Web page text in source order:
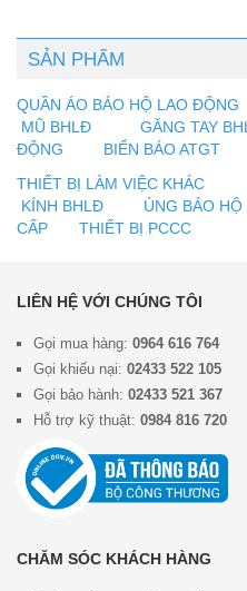
SẢN PHẨM
QUẦN ÁO BẢO HỘ LAO ĐỘNG
MŨ BHLĐ
GĂNG TAY
ĐỘNG
BIỂN BÁO ATGT
THIẾT BỊ LÀM VIỆC KHÁC
KÍNH BHLĐ
ỦNG BẢO HỘ
CẤP
THIẾT BỊ PCCC
LIÊN HỆ VỚI CHÚNG TÔI
Gọi mua hàng: 0964 616 764
Gọi khiếu nại: 02433 522 105
Gọi bảo hành: 02433 521 367
Hỗ trợ kỹ thuật: 0984 816 720
CHĂM SÓC KHÁCH HÀNG